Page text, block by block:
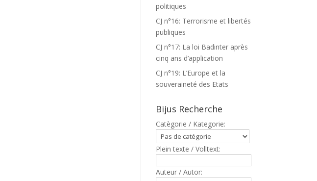
politiques
CJ n°16: Terrorisme et libertés
publiques
CJ n°17: La loi Badinter après
cinq ans d’application
CJ n°19: L’Europe et la
souveraineté des Etats
Bijus Recherche
Catègorie / Kategorie:
Plein texte / Volltext:
Auteur / Autor: